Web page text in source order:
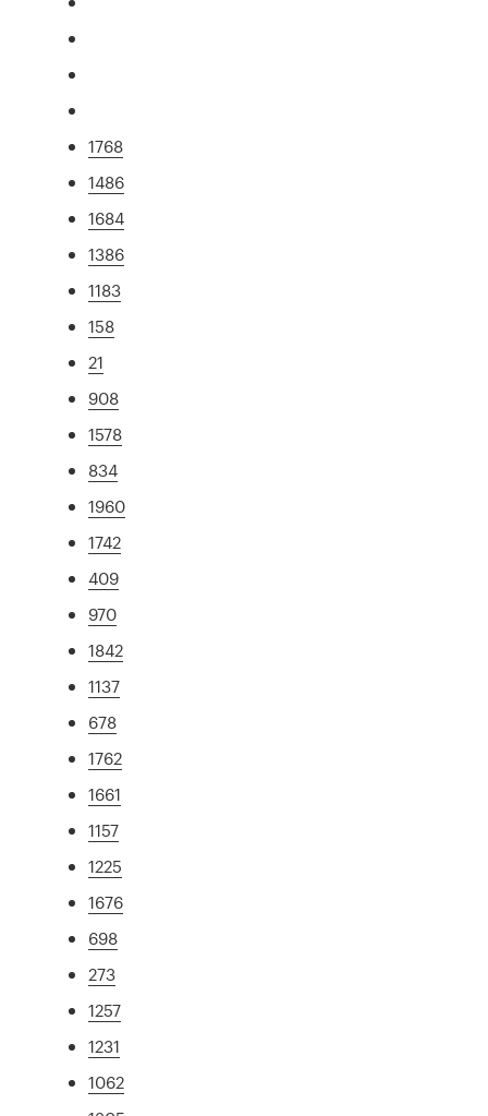
1768
1486
1684
1386
1183
158
21
908
1578
834
1960
1742
409
970
1842
1137
678
1762
1661
1157
1225
1676
698
273
1257
1231
1062